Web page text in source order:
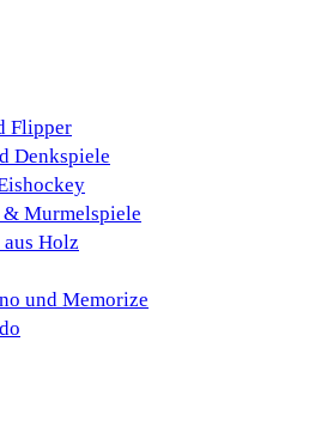
Flipper
Denkspiele
Murmelspiele
Holz
und Memorize